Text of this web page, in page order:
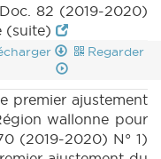
82 (2019-2020)
(suite)
Regarder
premier ajustement
wallonne pour
(2019-2020) N° 1)